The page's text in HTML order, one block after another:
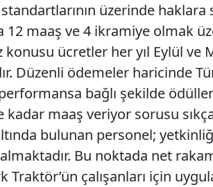
üzerinde
12 maaş ve 4 ikramiye olmak
konusu ücretler her yıl Eylül ve
Düzenli ödemeler haricinde
bağlı şekilde
kadar maaş veriyor sorusu
bulunan personel;
Bu noktada net
Traktör’ün çalışanları için